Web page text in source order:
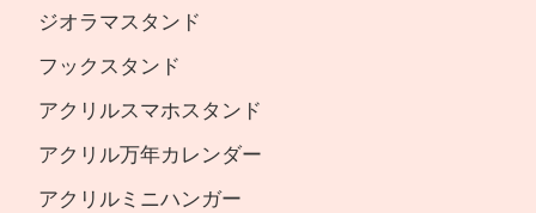
ジオラマスタンド
フックスタンド
アクリルスマホスタンド
アクリル万年カレンダー
アクリルミニハンガー